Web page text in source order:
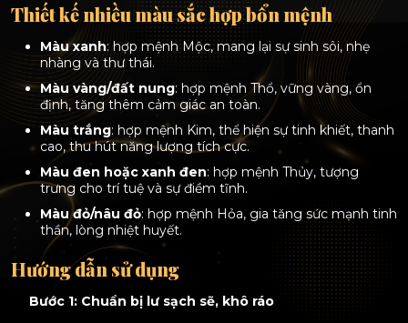
sứ
cấp
–
nhiều
màu
sắc
hợp
bổn
mệnh
quantity
Thiết kế nhiều màu sắc hợp bổn mệnh
Màu xanh: hợp mệnh Mộc, mang lại sự sinh sôi, nhẹ
nhàng và thư thái.
Màu vàng/đất nung: hợp mệnh Thổ, vững vàng, ổn
định, tăng thêm cảm giác an toàn.
Màu trắng: hợp mệnh Kim, thể hiện sự tinh khiết, thanh
cao, thu hút năng lượng tích cực.
Màu đen hoặc xanh đen: hợp mệnh Thủy, tượng
trưng cho trí tuệ và sự điềm tĩnh.
Màu đỏ/nâu đỏ: hợp mệnh Hỏa, gia tăng sức mạnh tinh
thần, lòng nhiệt huyết.
Hướng dẫn sử dụng
Bước 1: Chuẩn bị lư sạch sẽ, khô ráo